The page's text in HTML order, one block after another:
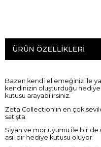
ÜRÜN ÖZELLIKLERI
Bazen kendi el emeğiniz ile
kendinizin oluşturduğu
kutusu arayabilirsiniz.
Zeta Collection'ın en çok
satışta.
Siyah ve mor uyumu ile bir de
asil bir hediye kutusu oluyor.